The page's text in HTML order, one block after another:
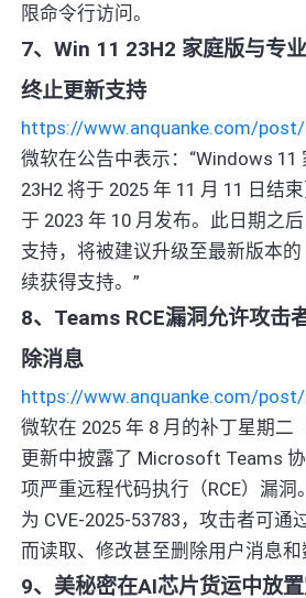
限命令行访问。
7、Win 11 23H2 家庭版与专
终止更新支持
https://www.anquanke.com/
微软在公告中表示：“Windows 11
23H2 将于 2025 年 11 月 11 日结
于 2023 年 10 月发布。此日期之
支持，将被建议升级至最新版本
续获得支持。”
8、Teams RCE漏洞允许攻击
除消息
https://www.anquanke.com/
微软在 2025 年 8 月的补丁星期二
更新中披露了 Microsoft Teams
项严重远程代码执行（RCE）漏
为 CVE-2025-53783，攻击者可通
而读取、修改甚至删除用户消息和
9、美秘密在AI芯片货运中放